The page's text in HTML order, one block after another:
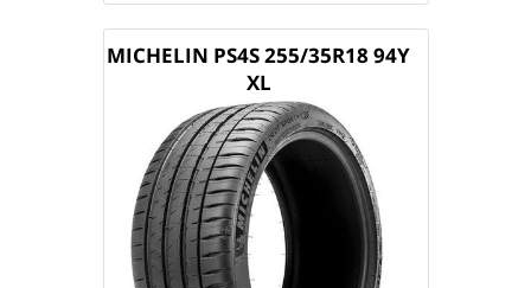
MICHELIN PS4S 255/35R18 94Y
XL